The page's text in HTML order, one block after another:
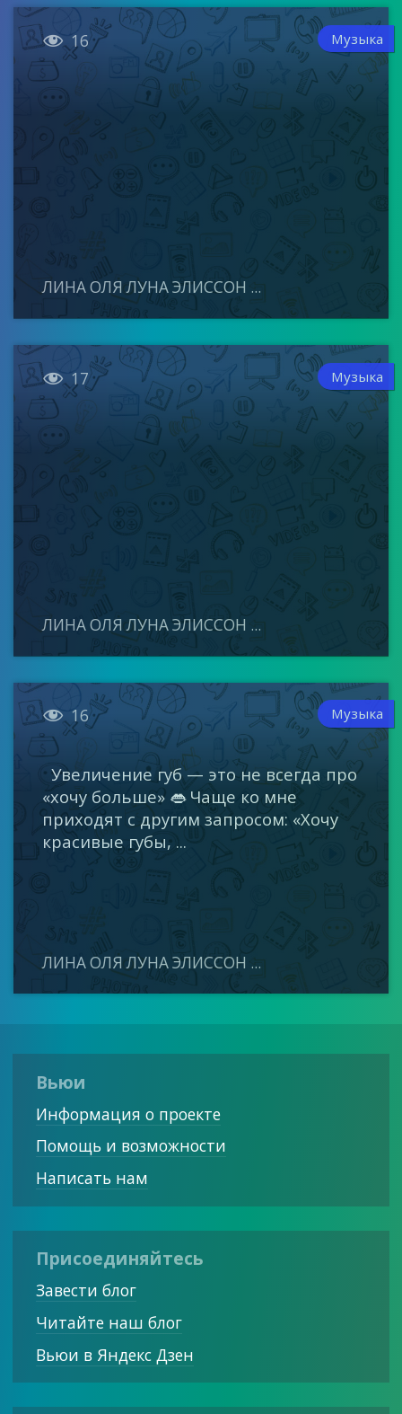
 16 Музыка
ЛИНА ОЛЯ ЛУНА ЭЛИССОН ...
 17 Музыка
ЛИНА ОЛЯ ЛУНА ЭЛИССОН ...
 16 Музыка
Увеличение губ — это не всегда про
«хочу больше» 👄 Чаще ко мне
приходят с другим запросом: «Хочу
красивые губы, ...
ЛИНА ОЛЯ ЛУНА ЭЛИССОН ...
Вьюи
Информация о проекте
Помощь и возможности
Написать нам
Присоединяйтесь
Завести блог
Читайте наш блог
Вьюи в Яндекс Дзен